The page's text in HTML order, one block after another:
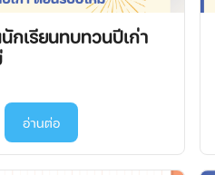
กเรียนทบทวนปีเก่า
อ่านต่อ